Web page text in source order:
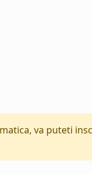
va puteti